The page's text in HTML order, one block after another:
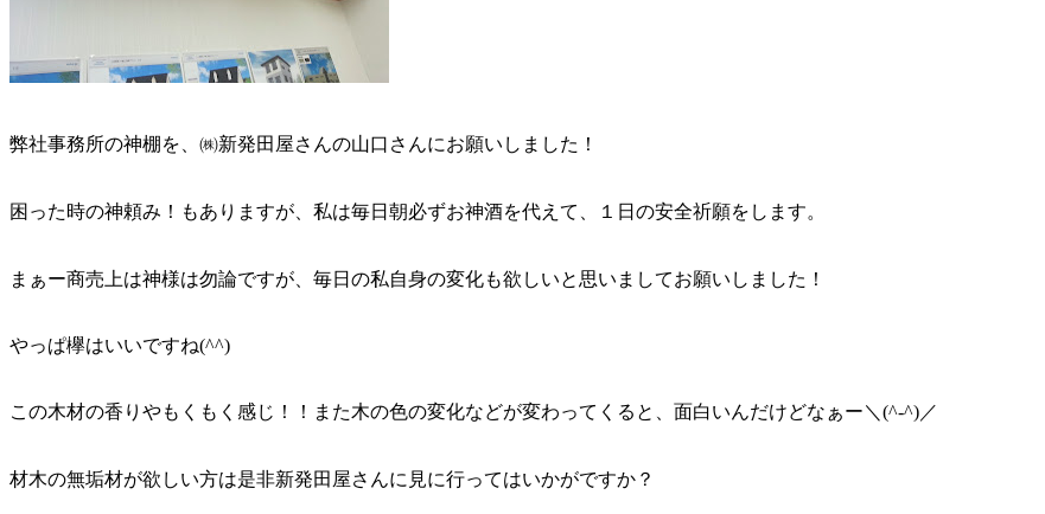
弊社事務所の神棚を、㈱新発田屋さんの山口さんにお願いしました！
困った時の神頼み！もありますが、私は毎日朝必ずお神酒を代えて、１日の安全祈願をします。
まぁー商売上は神様は勿論ですが、毎日の私自身の変化も欲しいと思いましてお願いしました！
やっぱ欅はいいですね(^^)
この木材の香りやもくもく感じ！！また木の色の変化などが変わってくると、面白いんだけどなぁー＼(^-^)／
材木の無垢材が欲しい方は是非新発田屋さんに見に行ってはいかがですか？